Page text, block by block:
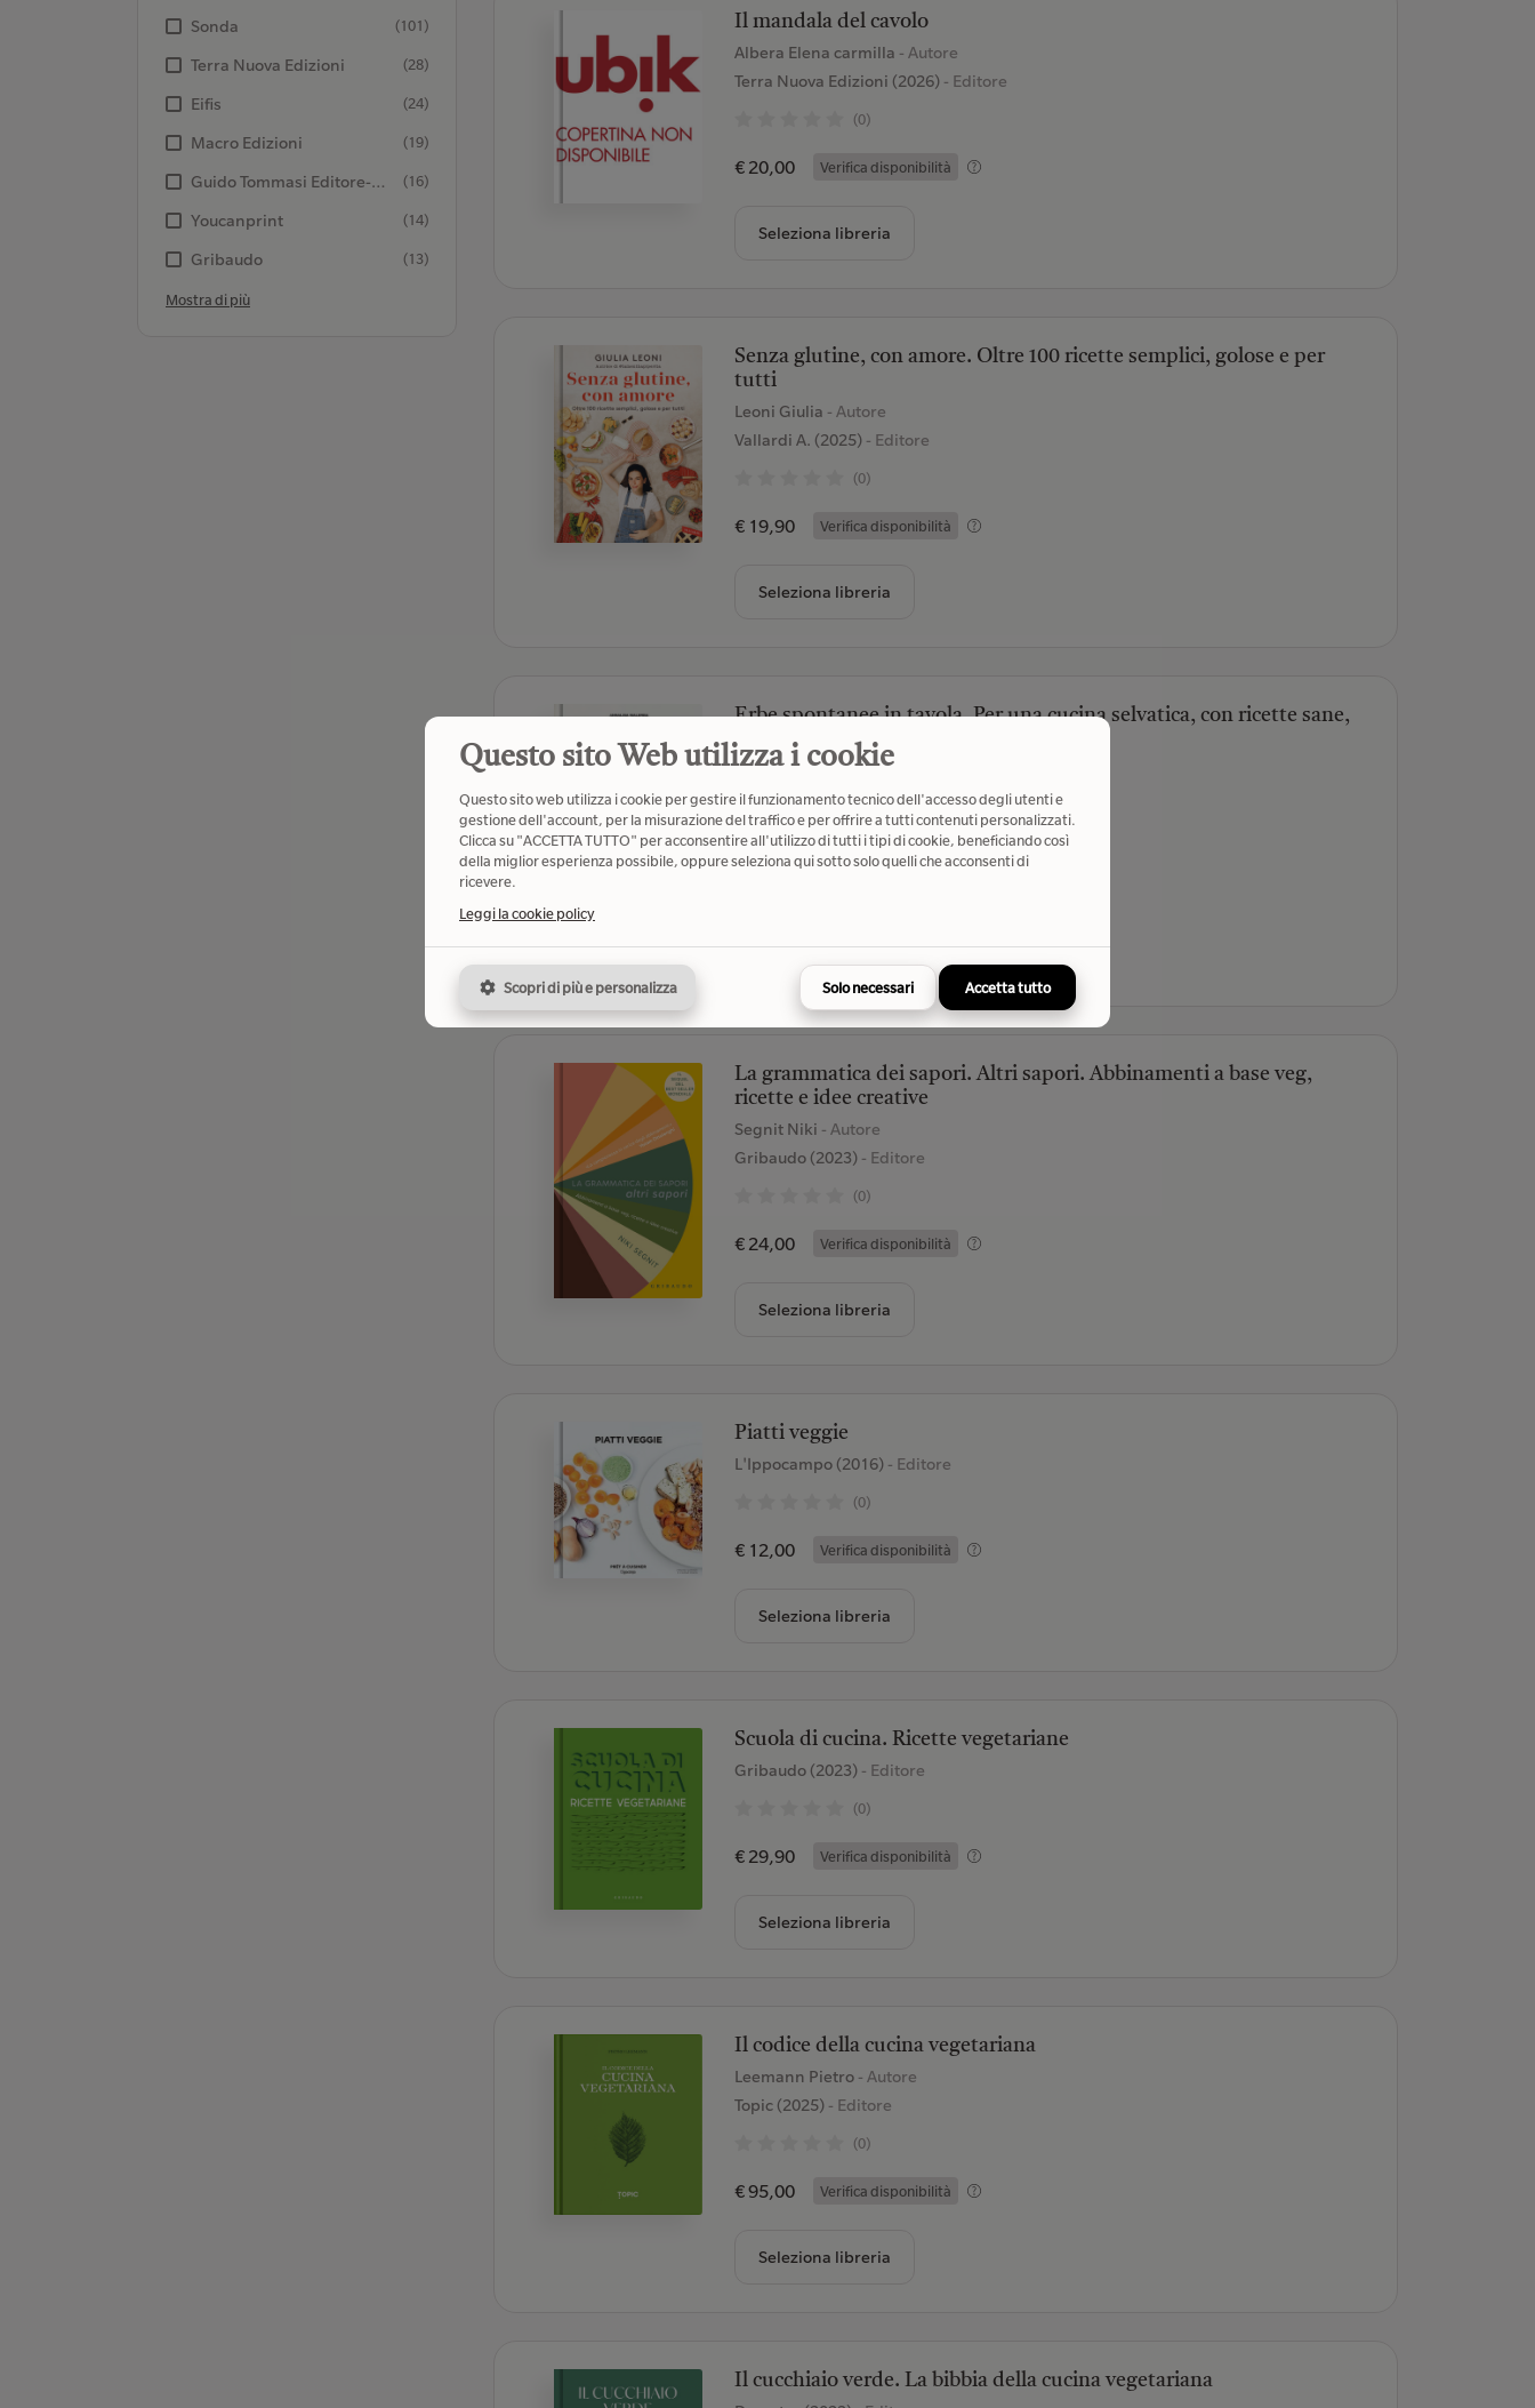
Sonda
(101)
Terra Nuova Edizioni (28)
Eifis (24)
Macro Edizioni (19)
Guido Tommasi Editore-Datanova (16)
Youcanprint (14)
Gribaudo (13)
Mostra di più
Il mandala del cavolo
Albera Elena carmilla - Autore
Terra Nuova Edizioni (2026)- Editore
(0)
€ 20,00 Verifica disponibilità
Seleziona libreria
Senza glutine, con amore. Oltre 100 ricette semplici, golose e per
tutti
Leoni Giulia - Autore
Vallardi A. (2025)- Editore
(0)
€ 19,90 Verifica disponibilità
Seleziona libreria
Erbe spontanee in tavola. Per una cucina selvatica, con ricette sane,
naturali e locali. Ediz. illustrata
Malerba Annalisa;Leni Carla
Sonda (2014)- Editore
(0)
Seleziona libreria
La grammatica dei sapori. Altri sapori. Abbinamenti a base veg,
ricette e idee creative
Segnit Niki - Autore
Gribaudo (2023)- Editore
(0)
€ 24,00 Verifica disponibilità
Seleziona libreria
Piatti veggie
L'Ippocampo (2016)- Editore
(0)
€ 12,00 Verifica disponibilità
Seleziona libreria
Scuola di cucina. Ricette vegetariane
Gribaudo (2023)- Editore
(0)
€ 29,90 Verifica disponibilità
Seleziona libreria
Il codice della cucina vegetariana
Leemann Pietro - Autore
Topic (2025)- Editore
(0)
€ 95,00 Verifica disponibilità
Seleziona libreria
Il cucchiaio verde. La bibbia della cucina vegetariana
Questo sito Web utilizza i cookie
Questo sito web utilizza i cookie per gestire il funzionamento tecnico dell'accesso degli utenti e
gestione dell'account, per la misurazione del traffico e per offrire a tutti contenuti personalizzati.
Clicca su "ACCETTA TUTTO" per acconsentire all'utilizzo di tutti i tipi di cookie, beneficiando così
della miglior esperienza possibile, oppure seleziona qui sotto solo quelli che acconsenti di
ricevere.
Leggi la cookie policy
Scopri di più e personalizza Solo necessari Accetta tutto